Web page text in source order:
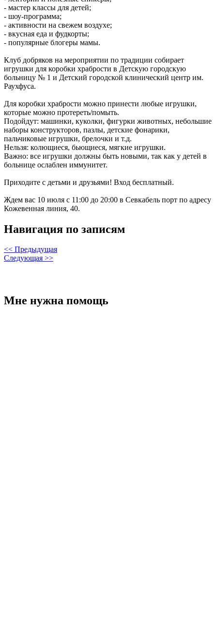
- мастер классы для детей;
- шоу-программа;
- активности на свежем воздухе;
- вкусная еда и фудкорты;
- популярные блогеры мамы.
Клуб добряков на мероприятии по традиции собирает
игрушки для коробки храбрости в Детскую городскую
больницу № 1 и Детский городской клинический центр им.
Раухфуса.
Для коробки храбрости можно принести любые игрушки,
которые можно протереть/помыть.
Подойдут: машинки, куколки, фигурки животных, небольшие
наборы конструкторов, пазлы, детские фонарики,
пальчиковые игрушки, брелочки и т.д.
Нельзя: колющиеся, бьющиеся, мягкие игрушки.
Важно: все игрушки должны быть новыми, так как у детей в
больнице ослаблен иммунитет.
Приходите с детьми и друзьями! Вход бесплатный.
Ждем вас 10 июля с 11:00 до 20:00 в Севкабель порт по адресу
Кожевенная линия, 40.
Навигация по записям
<< Предыдущая
Следующая >>
Мне нужна помощь